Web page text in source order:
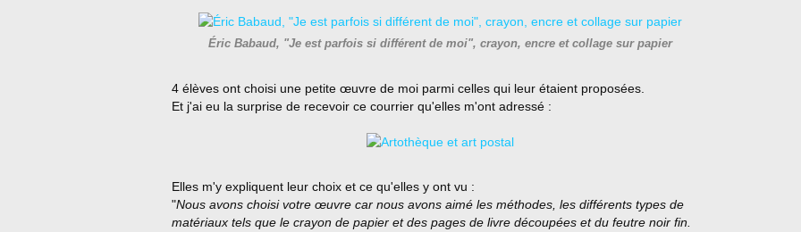
Éric Babaud, "Je est parfois si différent de moi", crayon, encre et collage sur papier
4 élèves ont choisi une petite œuvre de moi parmi celles qui leur étaient proposées.
Et j'ai eu la surprise de recevoir ce courrier qu'elles m'ont adressé :
Elles m'y expliquent leur choix et ce qu'elles y ont vu :
"Nous avons choisi votre œuvre car nous avons aimé les méthodes, les différents types de
matériaux tels que le crayon de papier et des pages de livre découpées et du feutre noir fin.